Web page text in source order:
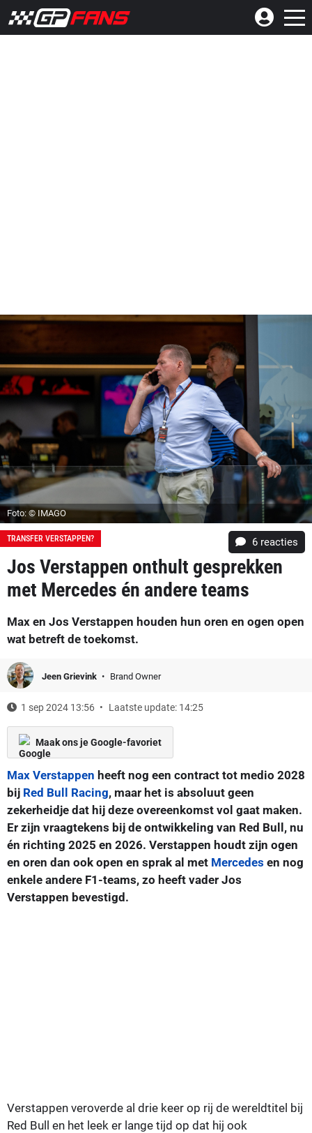
Foto: © IMAGO
TRANSFER VERSTAPPEN? 6 reacties
Jos Verstappen onthult gesprekken
met Mercedes én andere teams
Max en Jos Verstappen houden hun oren en ogen open
wat betreft de toekomst.
Jeen Grievink Brand Owner
1 sep 2024 13:56 Laatste update: 14:25
Maak ons je Google-favoriet
Max Verstappen heeft nog een contract tot medio 2028
bij Red Bull Racing, maar het is absoluut geen
zekerheidje dat hij deze overeenkomst vol gaat maken.
Er zijn vraagtekens bij de ontwikkeling van Red Bull, nu
én richting 2025 en 2026. Verstappen houdt zijn ogen
en oren dan ook open en sprak al met Mercedes en nog
enkele andere F1-teams, zo heeft vader Jos
Verstappen bevestigd.
Verstappen veroverde al drie keer op rij de wereldtitel bij
Red Bull en het leek er lange tijd op dat hij ook